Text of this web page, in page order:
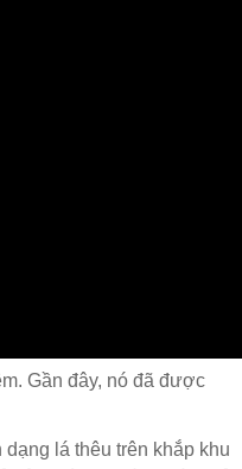
Gần đây, nó đã được
lá thêu trên khắp khu